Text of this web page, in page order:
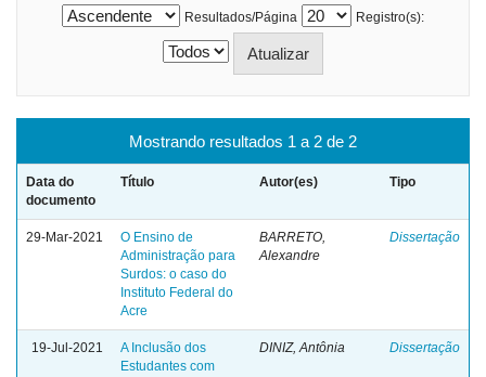
Resultados/Página
Registro(s):
Mostrando resultados 1 a 2 de 2
Data do
documento
Título Autor(es) Tipo
29-Mar-2021
O Ensino de
Administração para
Surdos: o caso do
Instituto Federal do
Acre
BARRETO,
Alexandre
Dissertação
19-Jul-2021
A Inclusão dos
Estudantes com
DINIZ, Antônia Dissertação